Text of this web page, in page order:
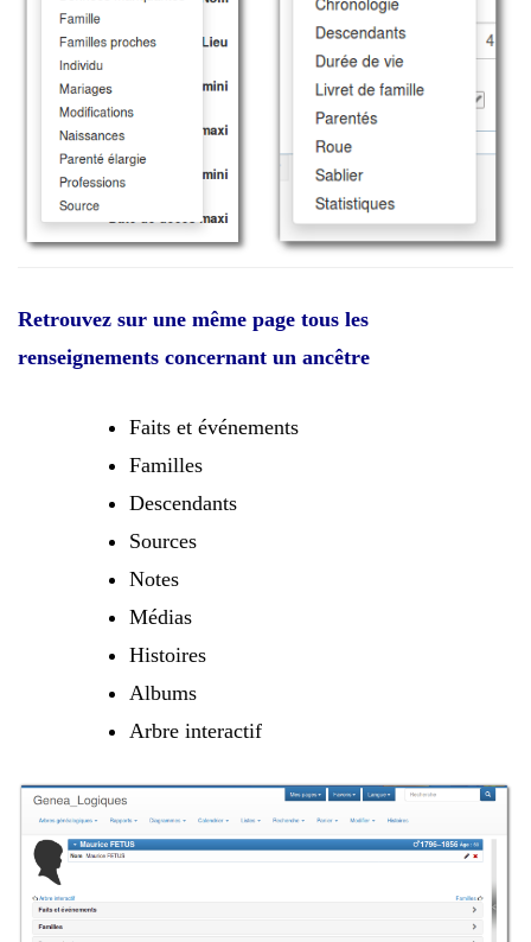
Retrouvez sur une même page tous les
renseignements concernant un ancêtre
Faits et événements
Familles
Descendants
Sources
Notes
Médias
Histoires
Albums
Arbre interactif